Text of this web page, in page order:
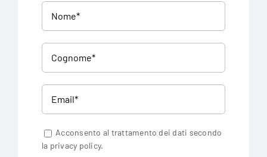
Acconsento al trattamento dei dati secondo
la privacy policy.